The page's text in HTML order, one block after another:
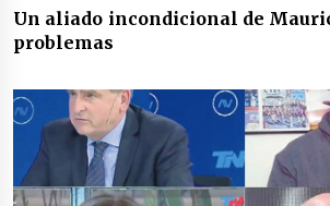
Un aliado incondicional de
problemas